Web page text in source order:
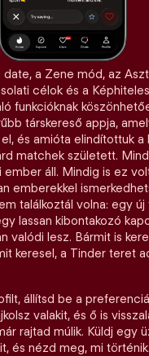
a Zene mód, az
célok és a
funkcióknak
társkereső appja,
és amióta elindítottuk a
matchek született.
áll. Mindig is ez
emberekkel
találkoztál volna: egy új
lassan kibontakozó
valódi lesz. Bármit is
keresel, a Tinder teret
állítsd be a
valakit, és ő is
rajtad múlik. Küldj egy
és nézd meg, mi